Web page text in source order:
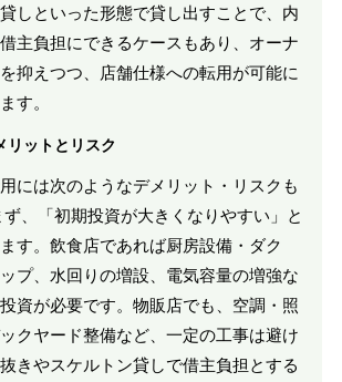
しといった形態で貸し出すことで、内
主負担にできるケースもあり、オーナ
抑えつつ、店舗仕様への転用が可能に
す。
リットとリスク
には次のようなデメリット・リスクも
、「初期投資が大きくなりやすい」と
す。飲食店であれば厨房設備・ダク
プ、水回りの増設、電気容量の増強な
資が必要です。物販店でも、空調・照
クヤード整備など、一定の工事は避け
きやスケルトン貸しで借主負担とする